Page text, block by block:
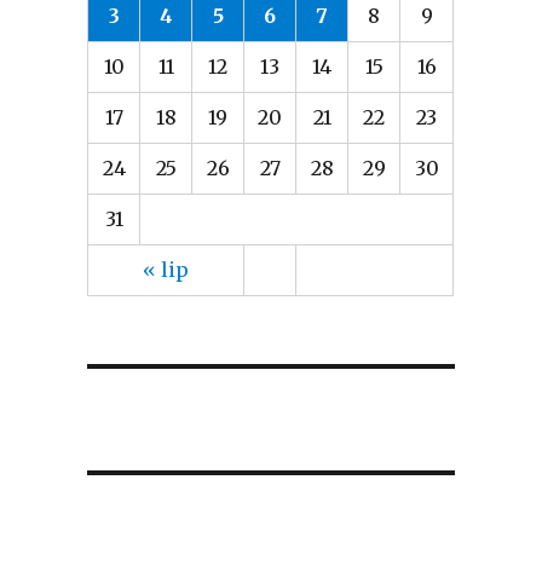
« lip
3 4 5 6 7 8 9
10 11 12 13 14 15 16
17 18 19 20 21 22 23
24 25 26 27 28 29 30
31